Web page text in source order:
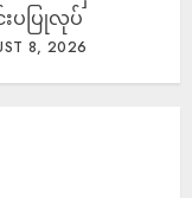
းပပြုလုပ်
8, 2026